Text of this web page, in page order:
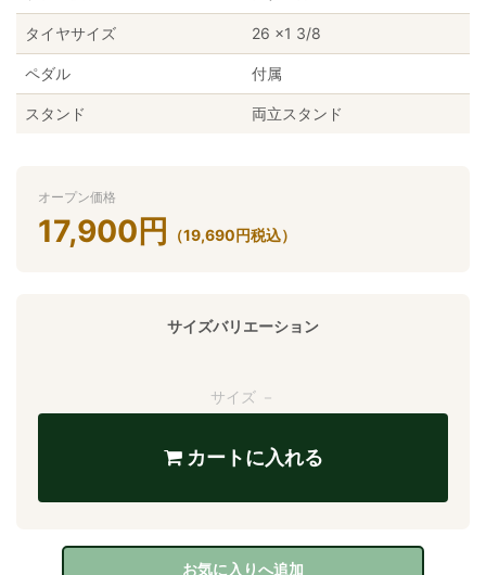
タイヤサイズ 26 ×1 3/8
ペダル 付属
スタンド 両立スタンド
オープン価格
17,900 円 （19,690円税込）
サイズバリエーション
サイズ －
カートに入れる
お気に入りへ追加